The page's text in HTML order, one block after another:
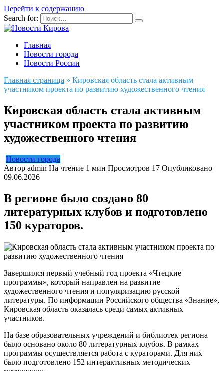
Перейти к содержанию
Search for:
Главная
Новости города
Новости России
Главная страница » Кировская область стала активным
участником проекта по развитию художественного чтения
Кировская область стала активным
участником проекта по развитию
художественного чтения
Новости города
Автор admin На чтение 1 мин Просмотров 17 Опубликовано
09.06.2026
В регионе было создано 80
литературных клубов и подготовлено
150 кураторов.
Завершился первый учебный год проекта «Чтецкие
программы», который направлен на развитие
художественного чтения и популяризацию русской
литературы. По информации Российского общества «Знание»,
Кировская область оказалась среди самых активных
участников.
На базе образовательных учреждений и библиотек региона
было основано около 80 литературных клубов. В рамках
программы осуществляется работа с кураторами. Для них
было подготовлено 152 интерактивных методических